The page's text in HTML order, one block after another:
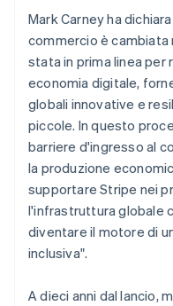
Atlas
Climate
Rimozione del
Identity
Verifica online
Stripe Sessions
Scopri come
Stripe
Mark Carney ha
commercio è cambiata
stata in prima linea per
economia digitale,
globali innovative e
piccole. In questo
barriere d'ingresso al
la produzione
supportare Stripe nei
l'infrastruttura globale
diventare il motore di
inclusiva".
A dieci anni dal lancio,
Estonia
English
Finlandia
English Svenska
Francia
FrançaisEnglish
Germania
Deutsch English
Giappone
日本語English
Gibilterra
English
Grecia
English
English